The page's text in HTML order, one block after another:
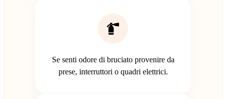
Se senti odore di bruciato provenire da
prese, interruttori o quadri elettrici.